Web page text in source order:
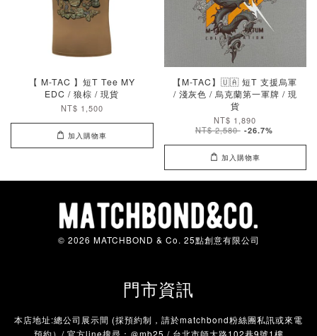
【 M-TAC 】短T Tee MY
EDC / 狼棕 / 現貨
NT$ 1,500
加入購物車
【M-TAC】🇺🇦 短T 支援烏軍
/ 淺灰色 / 烏克蘭第一軍牌 / 現
貨
NT$ 1,890
NT$ 2,580 -26.7%
加入購物車
© 2026 MATCHBOND & Co. 25點創意有限公司
門市資訊
本店地址:總公司展示間 (採預約制，請於matchbond粉絲團私訊或來電
預約）/ 官方line搜尋：＠mb25 / 台北市師大路102巷9號1樓